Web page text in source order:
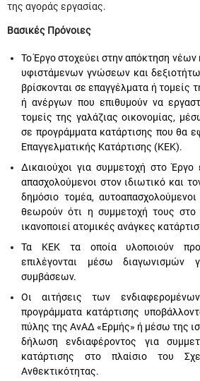
της αγοράς εργασίας.
Βασικές Πρόνοιες
Το Έργο στοχεύει στην απόκτηση νέων
υφιστάμενων γνώσεων και
βρίσκονται σε επαγγέλματα ή τομείς
ή ανέργων που επιθυμούν να
τομείς της γαλάζιας οικονομίας,
σε προγράμματα κατάρτισης που θα
Επαγγελματικής Κατάρτισης (ΚΕΚ).
Δικαιούχοι για συμμετοχή στο
απασχολούμενοι στον ιδιωτικό και
δημόσιο τομέα, αυτοαπασχολούμενοι
θεωρούν ότι η συμμετοχή τους στο
ικανοποιεί ατομικές ανάγκες
Τα ΚΕΚ τα οποία υλοποιούν
επιλέγονται μέσω διαγωνισμών
συμβάσεων.
Οι αιτήσεις των
προγράμματα κατάρτισης
πύλης της ΑνΑΔ «Ερμής» ή μέσω της
δήλωση ενδιαφέροντος για
κατάρτισης στο πλαίσιο του
Ανθεκτικότητας.